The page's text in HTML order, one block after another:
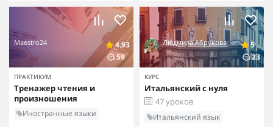
Maestro24
4.93
59
ПРАКТИКУМ
Тренажер чтения и
произношения
Иностранные языки
Людмила Абрукова
5
23
КУРС
Итальянский с нуля
47 уроков
Итальянский язык